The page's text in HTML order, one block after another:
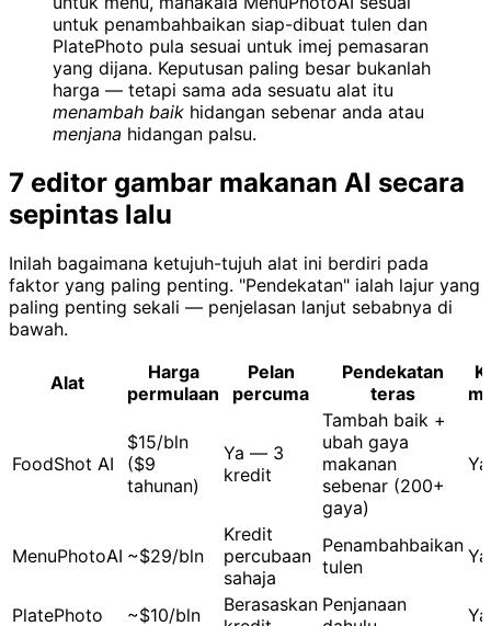
untuk penambahbaikan siap-dibuat tulen dan
PlatePhoto pula sesuai untuk imej pemasaran
yang dijana. Keputusan paling besar bukanlah
harga — tetapi sama ada sesuatu alat itu
menambah baik hidangan sebenar anda atau
menjana hidangan palsu.
7 editor gambar makanan AI secara
sepintas lalu
Inilah bagaimana ketujuh-tujuh alat ini berdiri pada
faktor yang paling penting. "Pendekatan" ialah lajur yang
paling penting sekali — penjelasan lanjut sebabnya di
bawah.
Alat
Harga
permulaan
Pelan
percuma
Pendekatan
teras
FoodShot AI
$15/bln
($9
tahunan)
Ya — 3
kredit
Tambah baik +
ubah gaya
makanan
sebenar (200+
gaya)
Ya
MenuPhotoAI ~$29/bln
Kredit
percubaan
sahaja
Penambahbaikan
tulen
Ya
PlatePhoto ~$10/bln
Berasaskan Penjanaan
Ya